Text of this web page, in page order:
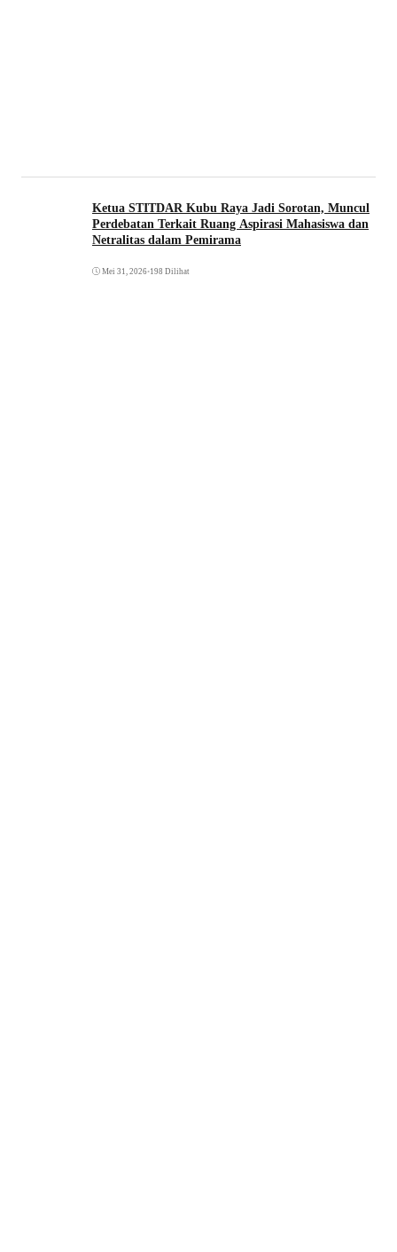
Ketua STITDAR Kubu Raya Jadi Sorotan, Muncul
Perdebatan Terkait Ruang Aspirasi Mahasiswa dan
Netralitas dalam Pemirama
Mei 31, 2026•198 Dilihat